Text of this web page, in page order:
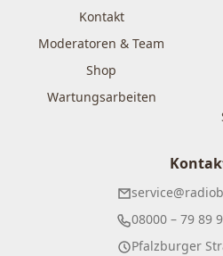
Kontakt
Moderatoren & Team
Shop
Wartungsarbeiten
08000 – 79 89
Pfalzburger